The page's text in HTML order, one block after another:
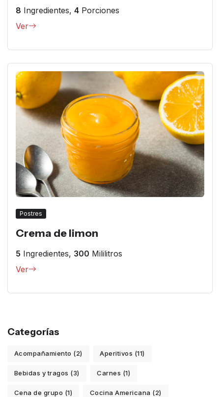
8 Ingredientes, 4 Porciones
Ver
Postres
Crema de limon
5 Ingredientes, 300 Mililitros
Ver
Categorías
Acompañamiento (2) Aperitivos (11)
Bebidas y tragos (3) Carnes (1)
Cena de grupo (1) Cocina Americana (2)